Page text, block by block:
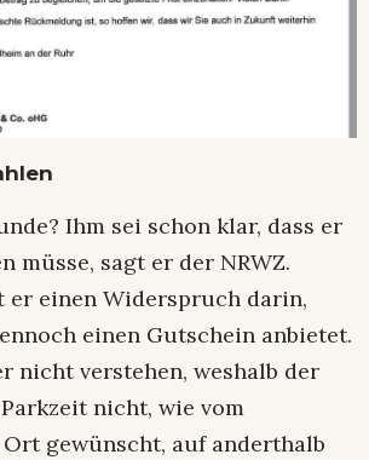
Ihm sei schon klar, dass er
müsse, sagt er der NRWZ.
er einen Widerspruch darin,
einen Gutschein anbietet.
nicht verstehen, weshalb der
nicht, wie vom
gewünscht, auf anderthalb